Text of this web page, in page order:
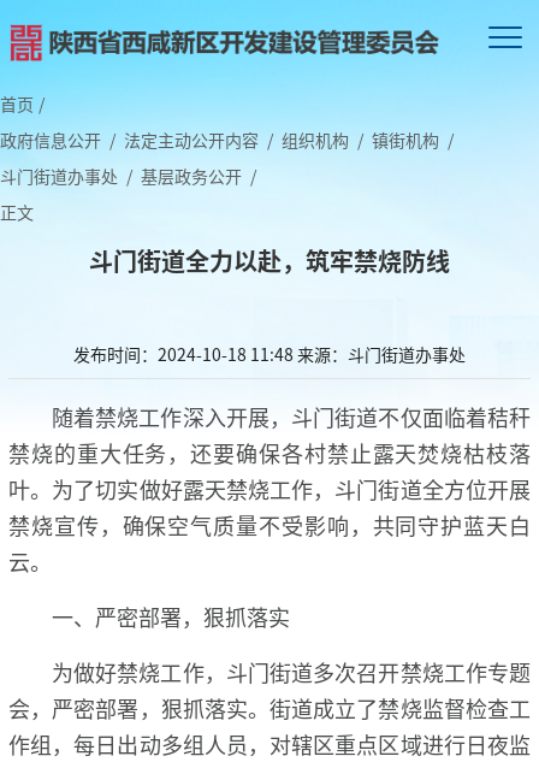
首页 /
政府信息公开 / 法定主动公开内容 / 组织机构 / 镇街机构 /
斗门街道办事处 / 基层政务公开 /
正文
斗门街道全力以赴，筑牢禁烧防线
发布时间：2024-10-18 11:48 来源：斗门街道办事处
随着禁烧工作深入开展，斗门街道不仅面临着秸秆
禁烧的重大任务，还要确保各村禁止露天焚烧枯枝落
叶。为了切实做好露天禁烧工作，斗门街道全方位开展
禁烧宣传，确保空气质量不受影响，共同守护蓝天白
云。
一、严密部署，狠抓落实
为做好禁烧工作，斗门街道多次召开禁烧工作专题
会，严密部署，狠抓落实。街道成立了禁烧监督检查工
作组，每日出动多组人员，对辖区重点区域进行日夜监